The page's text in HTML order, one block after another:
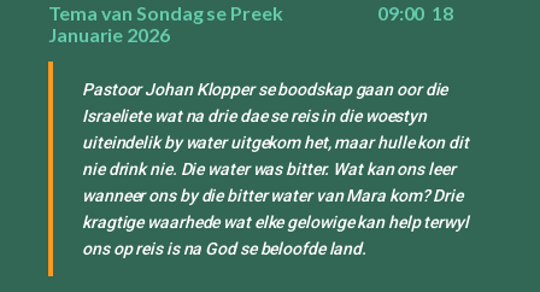
Tema van Sondag se Preek 09:00 18
Januarie 2026
Pastoor Johan Klopper se boodskap gaan oor die
Israeliete wat na drie dae se reis in die woestyn
uiteindelik by water uitgekom het, maar hulle kon dit
nie drink nie. Die water was bitter. Wat kan ons leer
wanneer ons by die bitter water van Mara kom? Drie
kragtige waarhede wat elke gelowige kan help terwyl
ons op reis is na God se beloofde land.